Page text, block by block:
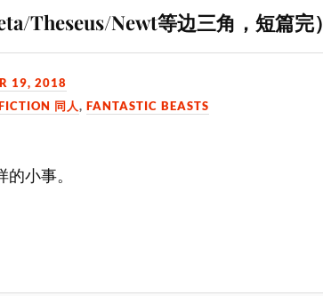
Theseus/Newt等边三角，短篇完）
19, 2018
同人,FANTASTIC BEASTS
小事。